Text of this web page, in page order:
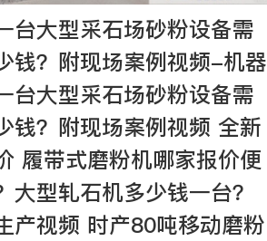
台大型采石场砂粉设备需
钱？附现场案例视频-机器
台大型采石场砂粉设备需
钱？附现场案例视频 全新
履带式磨粉机哪家报价便
大型轧石机多少钱一台？
产视频 时产80吨移动磨粉